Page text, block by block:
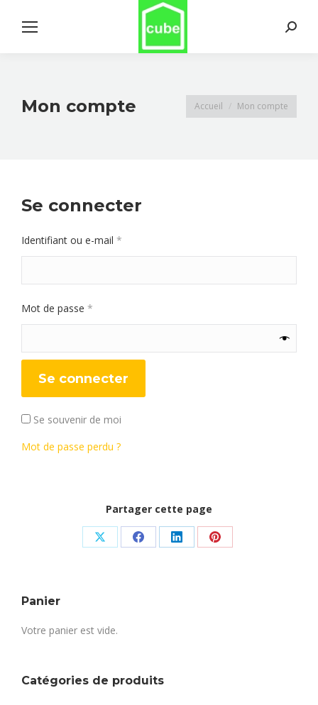
Search:
Mon compte Vous êtes ici :
Accueil Mon compte
Se connecter
Identifiant ou e-mail *
Mot de passe *
Se connecter
Se souvenir de moi
Mot de passe perdu ?
Partager cette page
Share Share Share Share
Panier
Votre panier est vide.
Catégories de produits